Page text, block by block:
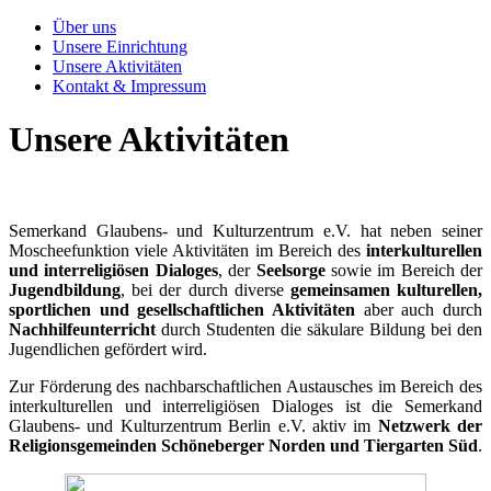
Über uns
Unsere Einrichtung
Unsere Aktivitäten
Kontakt & Impressum
Unsere Aktivitäten
Semerkand Glaubens- und Kulturzentrum e.V. hat neben seiner
Moscheefunktion viele Aktivitäten im Bereich des interkulturellen
und interreligiösen Dialoges, der Seelsorgesowie im Bereich der
Jugendbildung, bei der durch diverse gemeinsamen kulturellen,
sportlichen und gesellschaftlichen Aktivitäten aber auch durch
Nachhilfeunterricht durch Studenten die säkulare Bildung bei den
Jugendlichen gefördert wird.
Zur Förderung des nachbarschaftlichen Austausches im Bereich des
interkulturellen und interreligiösen Dialoges ist die Semerkand
Glaubens- und Kulturzentrum Berlin e.V. aktiv im Netzwerk der
Religionsgemeinden Schöneberger Norden und Tiergarten Süd.